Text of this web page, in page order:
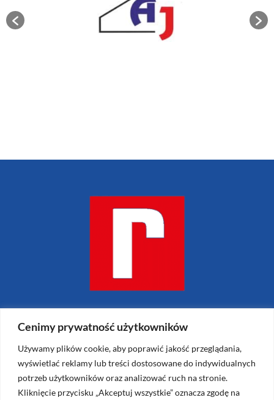
Cenimy prywatność użytkowników
Używamy plików cookie, aby poprawić jakość przeglądania,
wyświetlać reklamy lub treści dostosowane do indywidualnych
potrzeb użytkowników oraz analizować ruch na stronie.
Kliknięcie przycisku „Akceptuj wszystkie” oznacza zgodę na
Reklamiarnia.pl – Krzysztof Janiszewski
ul. Janusza Meissnera 5
Kraków 31-457